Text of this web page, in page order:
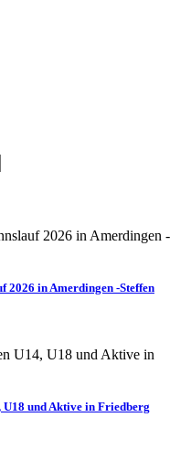
2026 in Amerdingen -Steffen
U18 und Aktive in Friedberg